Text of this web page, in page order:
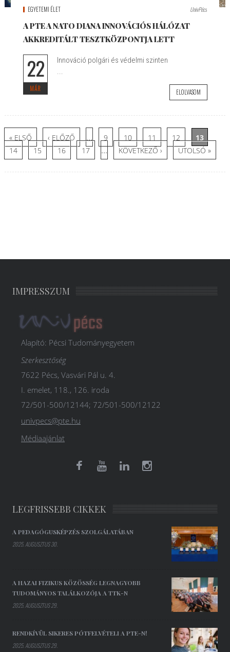
EGYETEMI ÉLET UnivPécs
A PTE A NATO DIANA INNOVÁCIÓS HÁLÓZAT
AKKREDITÁLT TESZTKÖZPONTJA LETT
22
MÁR
Innováció polgári és védelmi szinten
...
ELOLVASOM
Oldalak
« ELSŐ ‹ ELŐZŐ … 9 10 11 12
13
14
15 16 17 … KÖVETKEZŐ › UTOLSÓ »
IMPRESSZUM
Alapító: Pécsi Tudományegyetem
Szerkesztőség
7622 Pécs, Vasvári Pál u. 4.
I. emelet, 118., 126. iroda
72/501-500/12144; 72/501-500/12122
univpecs@pte.hu
Médiaajánlat
LEGFRISSEBB CIKKEK
A PEDAGÓGUSKÉPZÉS SZOLGÁLATÁBAN
2025. AUGUSZTUS 30.
A HAZAI FIZIKUS KÖZÖSSÉG LEGNAGYOBB
TUDOMÁNYOS TALÁLKOZÓJA A TTK-N
2025. AUGUSZTUS 29.
RENDKÍVÜL SIKERES PÓTFELVÉTELI A PTE-N!
2025. AUGUSZTUS 29.